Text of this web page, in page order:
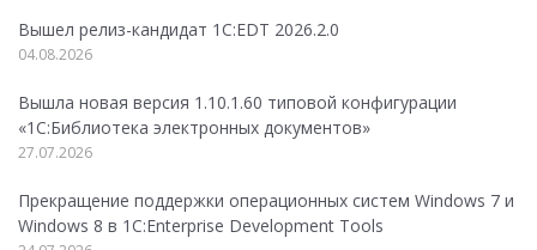
Вышел релиз-кандидат 1C:EDT 2026.2.0
04.08.2026
Вышла новая версия 1.10.1.60 типовой конфигурации
«1С:Библиотека электронных документов»
27.07.2026
Прекращение поддержки операционных систем Windows 7 и
Windows 8 в 1C:Enterprise Development Tools